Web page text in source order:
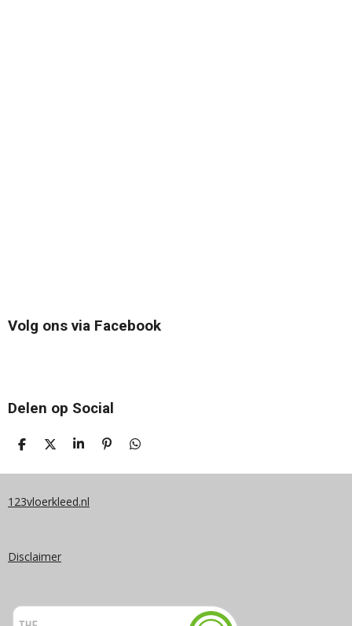
Volg ons via Facebook
Delen op Social
D
L
N
D
E
S
A
E
P
N
D
L
123vloerkleed.nl
Disclaimer